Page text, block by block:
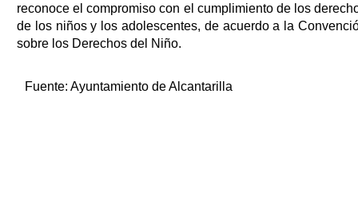
reconoce el compromiso con el cumplimiento de los
de los niños y los adolescentes, de acuerdo a la
sobre los Derechos del Niño.
Fuente: Ayuntamiento de Alcantarilla